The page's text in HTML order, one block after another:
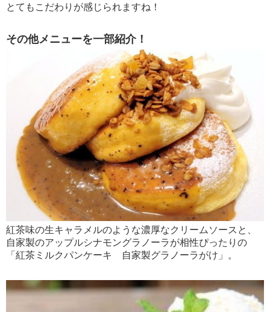
とてもこだわりが感じられますね！
その他メニューを一部紹介！
紅茶味の生キャラメルのような濃厚なクリームソースと、
自家製のアップルシナモングラノーラが相性ぴったりの
「紅茶ミルクパンケーキ 自家製グラノーラがけ」。